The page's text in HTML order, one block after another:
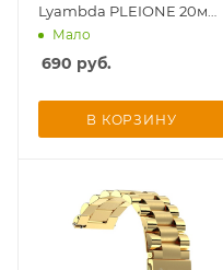
Lyambda PLEIONE 20мм,
красный
Мало
690 руб.
В КОРЗИНУ